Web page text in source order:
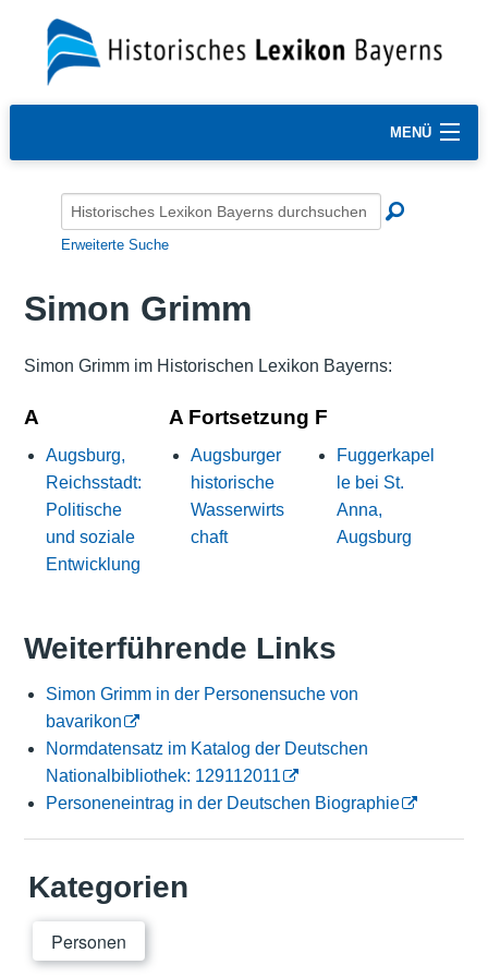
MENÜ
Erweiterte Suche
Simon Grimm
Simon Grimm im Historischen Lexikon Bayerns:
A
Augsburg,
Reichsstadt:
Politische
und soziale
Entwicklung
A Fortsetzung
Augsburger
historische
Wasserwirts
chaft
F
Fuggerkapel
le bei St.
Anna,
Augsburg
Weiterführende Links
Simon Grimm in der Personensuche von
bavarikon
Normdatensatz im Katalog der Deutschen
Nationalbibliothek: 129112011
Personeneintrag in der Deutschen Biographie
Kategorien
Personen